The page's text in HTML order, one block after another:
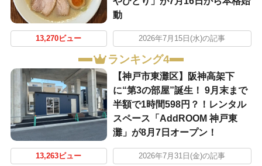
動
13,270ビュー 2026年7月15日(水)の記事
ランキング4
【神戸市東灘区】阪神高架下
に“第3の部屋”誕生！ 9月末まで
半額で1時間598円？！レンタル
スペース「AddROOM 神戸東
灘」が8月7日オープン！
13,263ビュー 2026年7月31日(金)の記事